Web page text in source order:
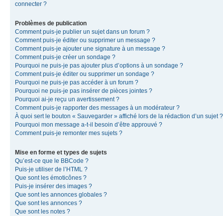
connecter ?
Problèmes de publication
Comment puis-je publier un sujet dans un forum ?
Comment puis-je éditer ou supprimer un message ?
Comment puis-je ajouter une signature à un message ?
Comment puis-je créer un sondage ?
Pourquoi ne puis-je pas ajouter plus d’options à un sondage ?
Comment puis-je éditer ou supprimer un sondage ?
Pourquoi ne puis-je pas accéder à un forum ?
Pourquoi ne puis-je pas insérer de pièces jointes ?
Pourquoi ai-je reçu un avertissement ?
Comment puis-je rapporter des messages à un modérateur ?
À quoi sert le bouton « Sauvegarder » affiché lors de la rédaction d’un sujet ?
Pourquoi mon message a-t-il besoin d’être approuvé ?
Comment puis-je remonter mes sujets ?
Mise en forme et types de sujets
Qu’est-ce que le BBCode ?
Puis-je utiliser de l’HTML ?
Que sont les émoticônes ?
Puis-je insérer des images ?
Que sont les annonces globales ?
Que sont les annonces ?
Que sont les notes ?